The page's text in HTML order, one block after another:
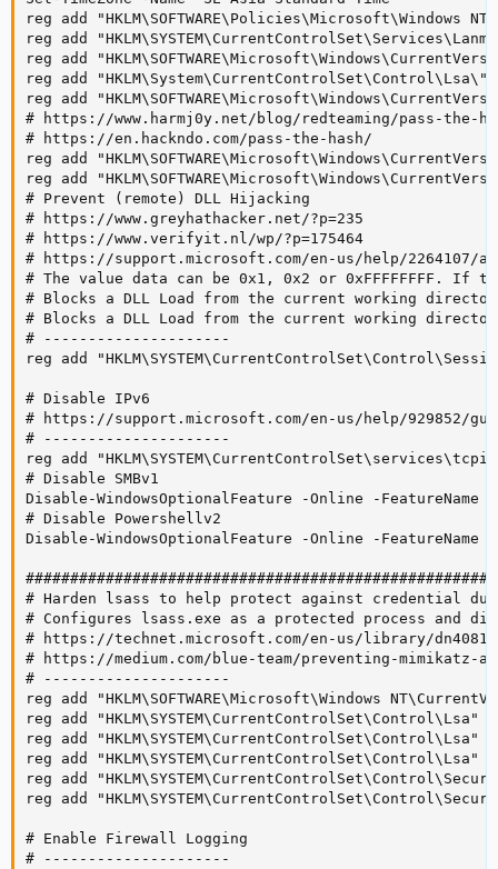
reg add "HKLM\SOFTWARE\Policies\Microsoft\Windows
reg add
reg add
reg add
reg add
# https://www.harmj0y.net/blog/redteaming/pass-
# https://en.hackndo.com/pass-the-hash/
reg add
reg add
# Prevent (remote) DLL Hijacking
# https://www.greyhathacker.net/?p=235
# https://www.verifyit.nl/wp/?p=175464
# https://support.microsoft.com/en-us/help/
# The value data can be 0x1, 0x2 or 0xFFFFFFFF.
# Blocks a DLL Load from the current working
# Blocks a DLL Load from the current working
# ---------------------
reg add
# Disable IPv6
# https://support.microsoft.com/en-us/help/929852/
# ---------------------
reg add
# Disable SMBv1
Disable-WindowsOptionalFeature -Online -
# Disable Powershellv2
Disable-WindowsOptionalFeature -Online -FeatureName
# Harden lsass to help protect against credential
# Configures lsass.exe as a protected process and
# https://technet.microsoft.com/en-us/library/
# https://medium.com/blue-team/preventing-mimikatz-
# ---------------------
reg add "HKLM\SOFTWARE\Microsoft\Windows
reg add "HKLM\SYSTEM\CurrentControlSet\Control\Lsa" /
reg add "HKLM\SYSTEM\CurrentControlSet\Control\Lsa"
reg add "HKLM\SYSTEM\CurrentControlSet\Control\Lsa"
reg add
reg add
# Enable Firewall Logging
# ---------------------